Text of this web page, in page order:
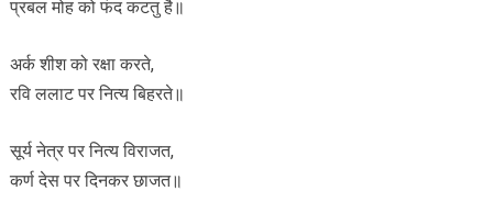
प्रबल मोह को फंद कटतु है॥
अर्क शीश को रक्षा करते,
रवि ललाट पर नित्य बिहरते॥
सूर्य नेत्र पर नित्य विराजत,
कर्ण देस पर दिनकर छाजत॥